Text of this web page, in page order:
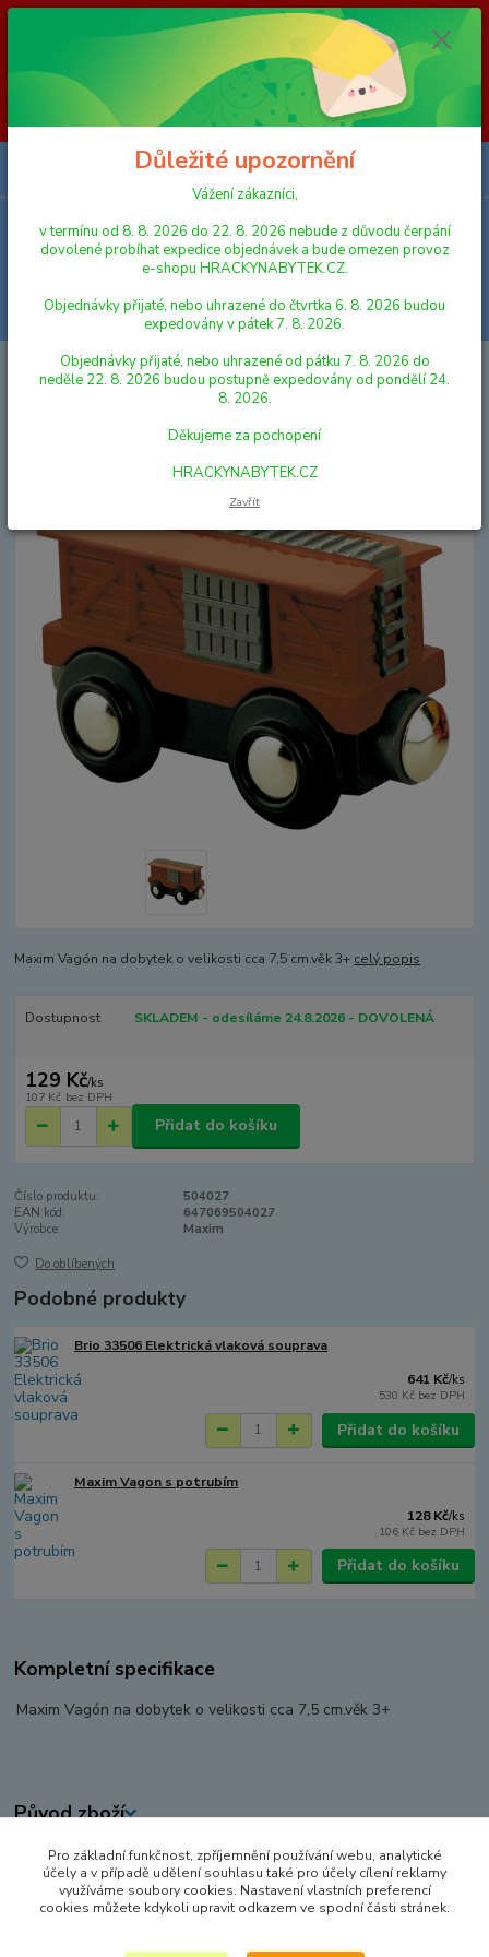
Vážení zákazníci, v termínu od 8. 8. 2026 do 23. 8. 2026 nebude z
důvodu čerpání dovolené probíhat expedice objednávek a bude omezen
provoz e-shopu HRACKYNABYTEK.CZ. Objednávky přijaté, nebo
uhrazené do čtvrtka 6. 8. 2026 budou expedovány v pátek 7. 8. 2026.
Objednávky přijaté, nebo uhrazené od pátku 7. 8. 2026 do neděle 23. 8.
2026 budou postupně expedovány od pondělí 24. 8. 2026. Děkujeme za
pochopení HRACKYNABYTEK.CZ
Menu
Hledat
VLÁČKY A VLÁČKODRÁHY MAŠINKY A VAGÓNY
Maxim
Vagón na dobytek
Maxim Vagón na dobytek
Maxim Vagón na dobytek o velikosti cca 7,5 cm.věk 3+ celý popis
Dostupnost SKLADEM - odesíláme 24.8.2026 - DOVOLENÁ
129 Kč/ks
107 Kč bez DPH
Přidat do košíku
Číslo produktu:
504027
EAN kód:
647069504027
Výrobce:
Maxim
Do oblíbených
Podobné produkty
Brio 33506 Elektrická vlaková souprava
641 Kč/ks
530 Kč bez DPH
Přidat do košíku
Maxim Vagon s potrubím
128 Kč/ks
106 Kč bez DPH
Přidat do košíku
Kompletní specifikace
Maxim Vagón na dobytek o velikosti cca 7,5 cm.věk 3+
Původ zboží
Zboží zařazeno v kategoriích
VLÁČKY A VLÁČKODRÁHY
Důležité upozornění
Vážení zákazníci,
v termínu od 8. 8. 2026 do 22. 8. 2026 nebude z důvodu čerpání
dovolené probíhat expedice objednávek a bude omezen provoz
e-shopu HRACKYNABYTEK.CZ.
Objednávky přijaté, nebo uhrazené do čtvrtka 6. 8. 2026 budou
expedovány v pátek 7. 8. 2026.
Objednávky přijaté, nebo uhrazené od pátku 7. 8. 2026 do
neděle 22. 8. 2026 budou postupně expedovány od pondělí 24.
8. 2026.
Děkujeme za pochopení
HRACKYNABYTEK.CZ
Zavřít
Pro základní funkčnost, zpříjemnění používání webu, analytické
účely a v případě udělení souhlasu také pro účely cílení reklamy
využíváme soubory cookies. Nastavení vlastních preferencí
cookies můžete kdykoli upravit odkazem ve spodní části stránek.